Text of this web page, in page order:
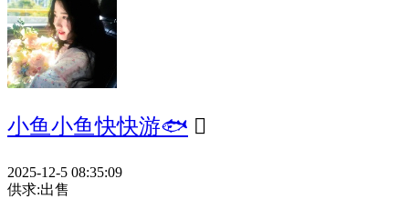
小鱼小鱼快快游🐟 
2025-12-5 08:35:09
供求:出售